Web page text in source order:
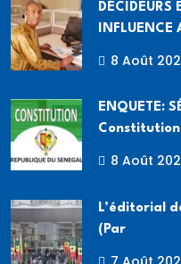
DÉCIDEURS
INFLUENCE
8 Août
ENQUETE:
Constitution
8 Août
L’éditorial
(Par